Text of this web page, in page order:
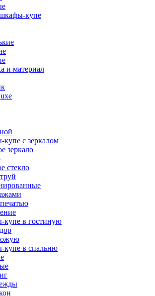
купе
и материал
с зеркалом
зеркало
стекло
в гостиную
в спальню